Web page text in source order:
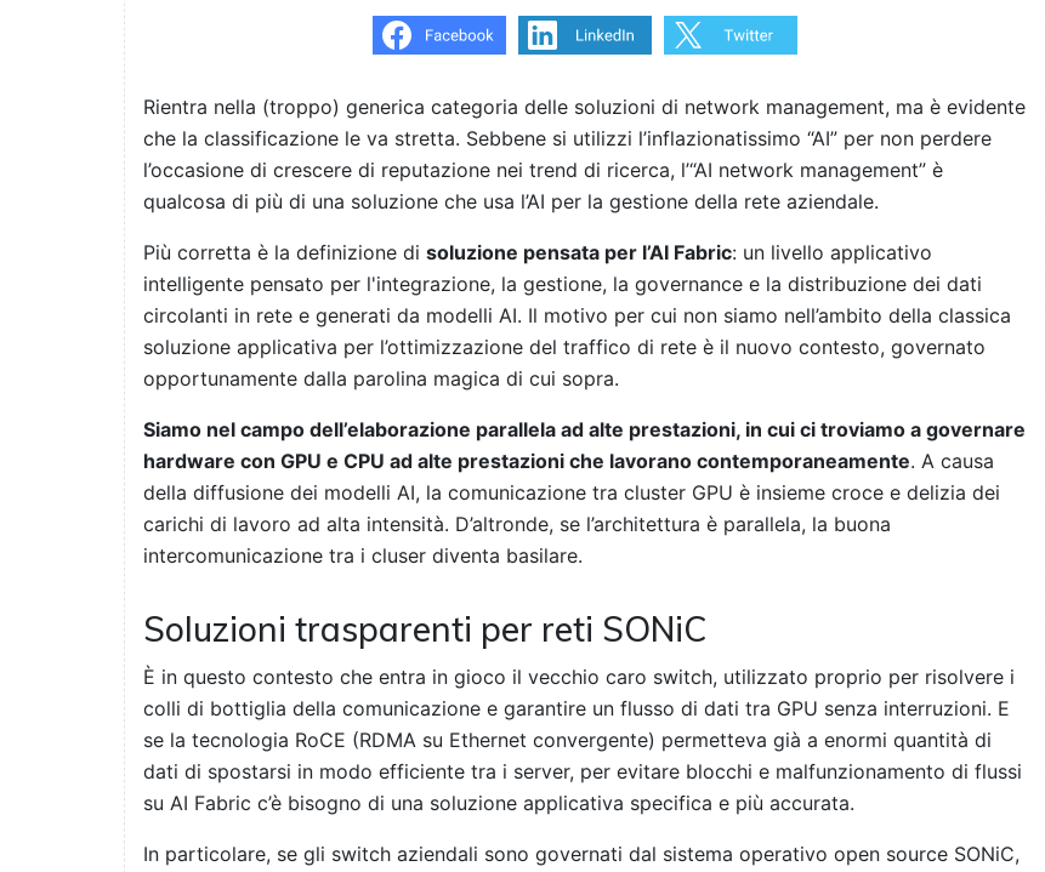
Rientra nella (troppo) generica categoria delle soluzioni di network management, ma è evidente
che la classificazione le va stretta. Sebbene si utilizzi l’inflazionatissimo “AI” per non perdere
l’occasione di crescere di reputazione nei trend di ricerca, l’“AI network management” è
qualcosa di più di una soluzione che usa l’AI per la gestione della rete aziendale.
Più corretta è la definizione di soluzione pensata per l’AI Fabric: un livello applicativo
intelligente pensato per l'integrazione, la gestione, la governance e la distribuzione dei dati
circolanti in rete e generati da modelli AI. Il motivo per cui non siamo nell’ambito della classica
soluzione applicativa per l’ottimizzazione del traffico di rete è il nuovo contesto, governato
opportunamente dalla parolina magica di cui sopra.
Siamo nel campo dell’elaborazione parallela ad alte prestazioni, in cui ci troviamo a governare
hardware con GPU e CPU ad alte prestazioni che lavorano contemporaneamente. A causa
della diffusione dei modelli AI, la comunicazione tra cluster GPU è insieme croce e delizia dei
carichi di lavoro ad alta intensità. D’altronde, se l’architettura è parallela, la buona
intercomunicazione tra i cluser diventa basilare.
Soluzioni trasparenti per reti SONiC
È in questo contesto che entra in gioco il vecchio caro switch, utilizzato proprio per risolvere i
colli di bottiglia della comunicazione e garantire un flusso di dati tra GPU senza interruzioni. E
se la tecnologia RoCE (RDMA su Ethernet convergente) permetteva già a enormi quantità di
dati di spostarsi in modo efficiente tra i server, per evitare blocchi e malfunzionamento di flussi
su AI Fabric c’è bisogno di una soluzione applicativa specifica e più accurata.
In particolare, se gli switch aziendali sono governati dal sistema operativo open source SONiC,